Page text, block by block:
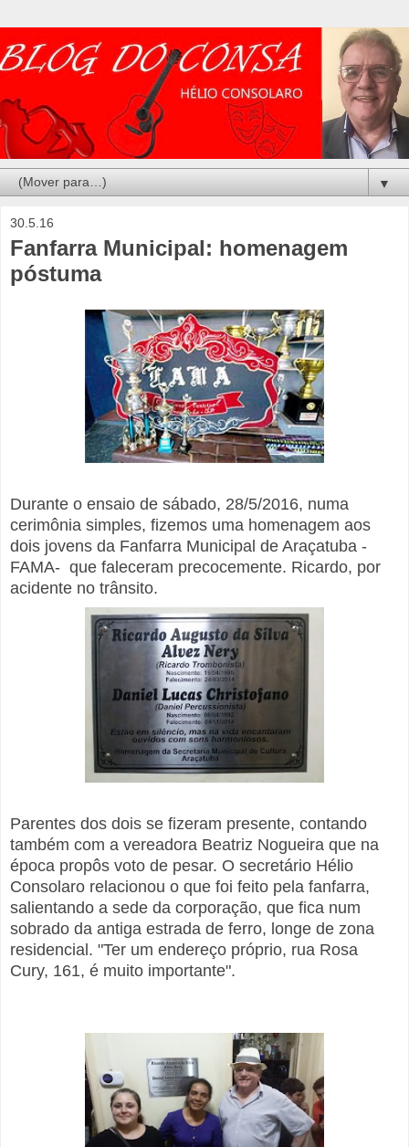
▼
30.5.16
Fanfarra Municipal: homenagem
póstuma
Durante o ensaio de sábado, 28/5/2016, numa
cerimônia simples, fizemos uma homenagem aos
dois jovens da Fanfarra Municipal de Araçatuba -
FAMA- que faleceram precocemente. Ricardo, por
acidente no trânsito.
Parentes dos dois se fizeram presente, contando
também com a vereadora Beatriz Nogueira que na
época propôs voto de pesar. O secretário Hélio
Consolaro relacionou o que foi feito pela fanfarra,
salientando a sede da corporação, que fica num
sobrado da antiga estrada de ferro, longe de zona
residencial. "Ter um endereço próprio, rua Rosa
Cury, 161, é muito importante".